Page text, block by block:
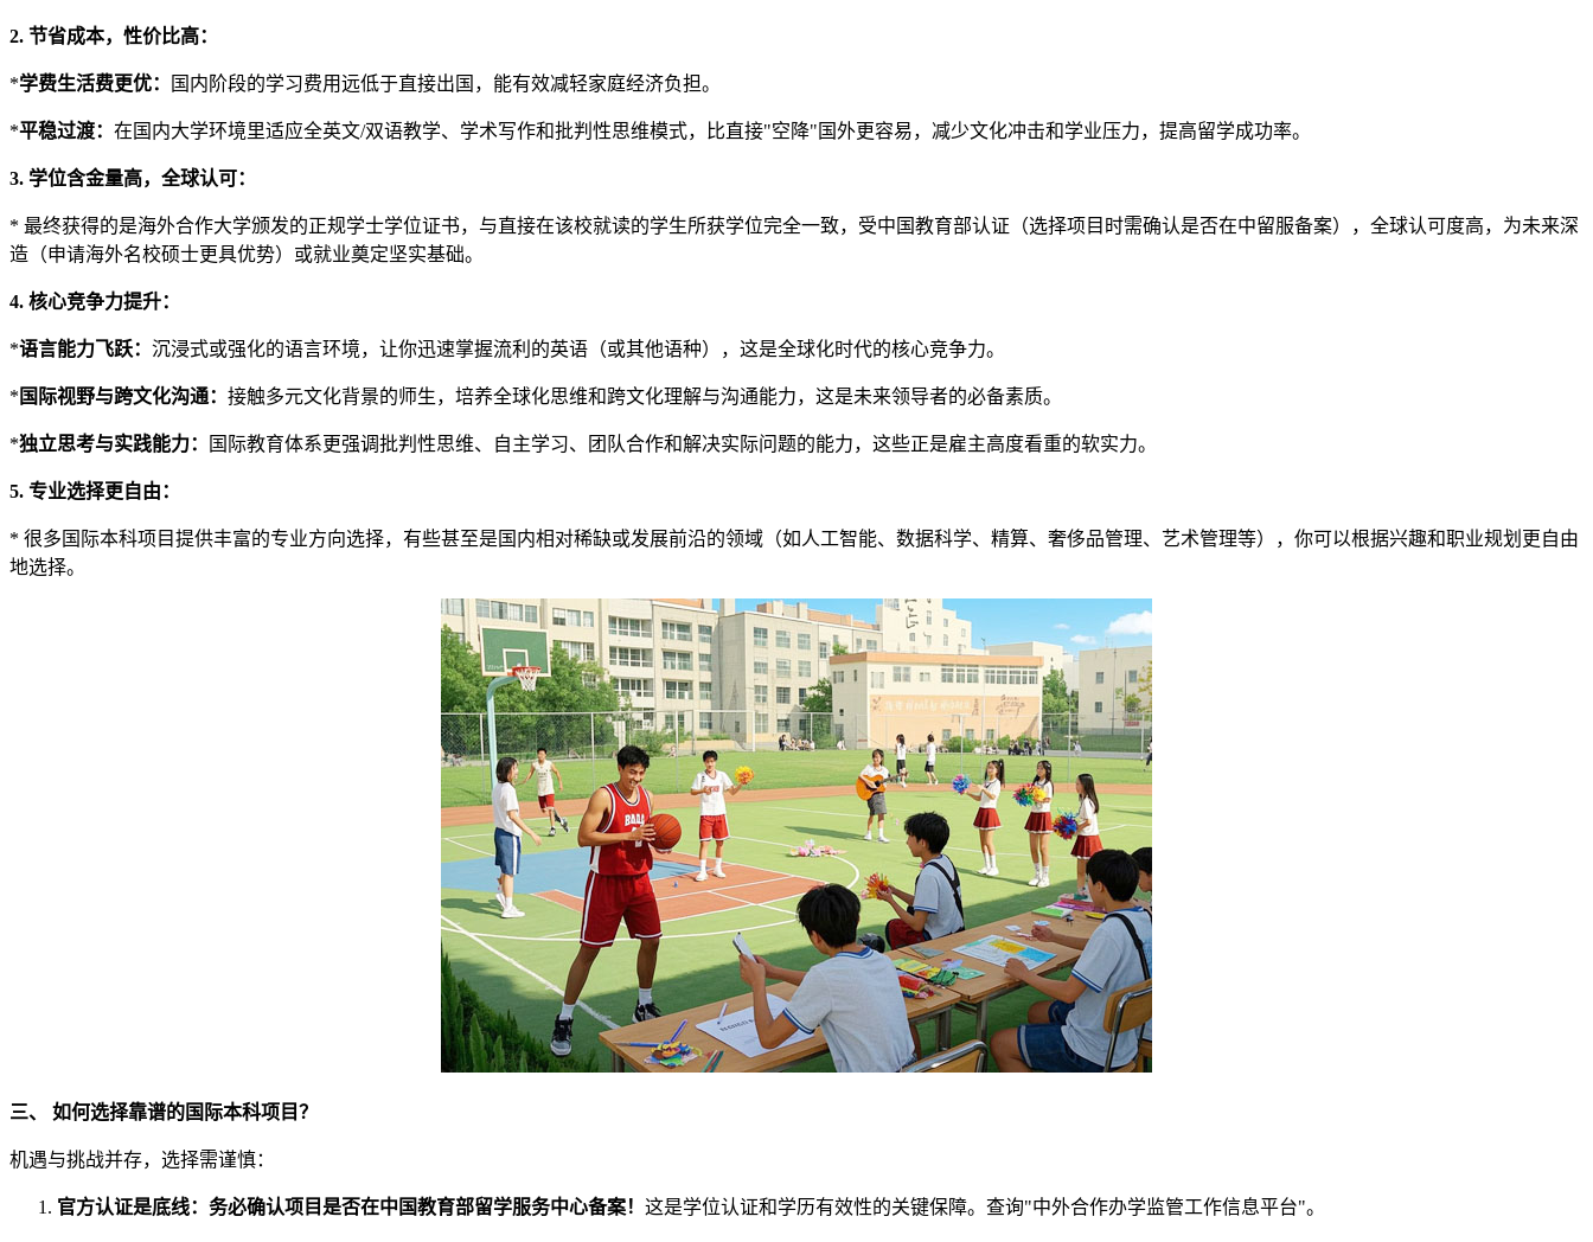
2. 节省成本，性价比高：
*学费生活费更优： 国内阶段的学习费用远低于直接出国，能有效减轻家庭经济负担。
*平稳过渡： 在国内大学环境里适应全英文/双语教学、学术写作和批判性思维模式，比直接"空降"国外更容易，减少文化冲击和学业压力，提高留学成功率。
3. 学位含金量高，全球认可：
* 最终获得的是海外合作大学颁发的正规学士学位证书，与直接在该校就读的学生所获学位完全一致，受中国教育部认证（选择项目时需确认是否在中留服备案），全球认可度高，为未来深
造（申请海外名校硕士更具优势）或就业奠定坚实基础。
4. 核心竞争力提升：
*语言能力飞跃： 沉浸式或强化的语言环境，让你迅速掌握流利的英语（或其他语种），这是全球化时代的核心竞争力。
* 国际视野与跨文化沟通： 接触多元文化背景的师生，培养全球化思维和跨文化理解与沟通能力，这是未来领导者的必备素质。
*独立思考与实践能力： 国际教育体系更强调批判性思维、自主学习、团队合作和解决实际问题的能力，这些正是雇主高度看重的软实力。
5. 专业选择更自由：
* 很多国际本科项目提供丰富的专业方向选择，有些甚至是国内相对稀缺或发展前沿的领域（如人工智能、数据科学、精算、奢侈品管理、艺术管理等），你可以根据兴趣和职业规划更自由
地选择。
三、 如何选择靠谱的国际本科项目？
机遇与挑战并存，选择需谨慎：
官方认证是底线： 务必确认项目是否在中国教育部留学服务中心备案！ 这是学位认证和学历有效性的关键保障。查询"中外合作办学监管工作信息平台"。